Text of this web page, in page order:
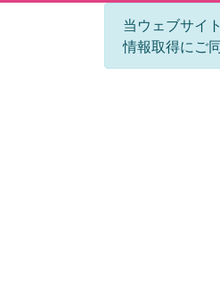
当ウェブサイ
情報取得にご